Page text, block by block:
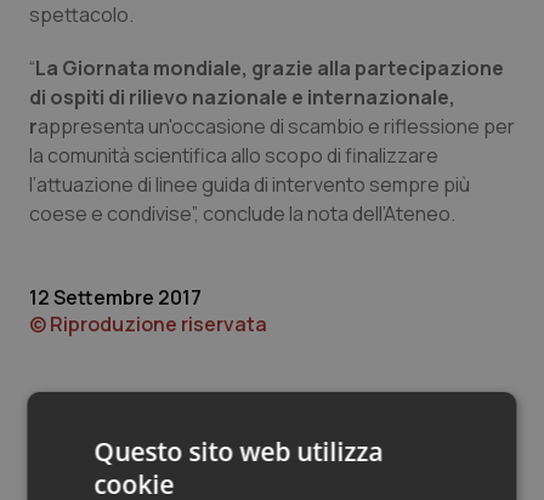
Veneto
Oncoematologia
Oncologia & Nutrizione
Psoriasi & pelle
Quotidiano Cardiologia
Quotidiano Oncologia
Quotidiano Pediatria
Rene & patologie urogenitali
spettacolo.
“La Giornata mondiale, grazie alla partecipazione
di ospiti di rilievo nazionale e internazionale,
rappresenta un'occasione di scambio e riflessione per
la comunità scientifica allo scopo di finalizzare
l’attuazione di linee guida di intervento sempre più
coese e condivise”, conclude la nota dell’Ateneo.
12 Settembre 2017
© Riproduzione riservata
Questo sito web utilizza
cookie